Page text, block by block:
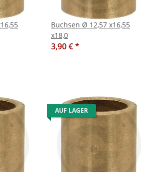
Buchsen Ø 12,57 x16,55
x18,0
3,90 €*
AUF LAGER